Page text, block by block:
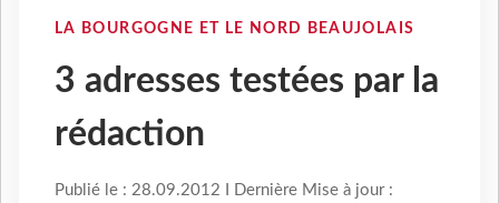
LA BOURGOGNE ET LE NORD BEAUJOLAIS
3 adresses testées par la
rédaction
Publié le : 28.09.2012 I Dernière Mise à jour :